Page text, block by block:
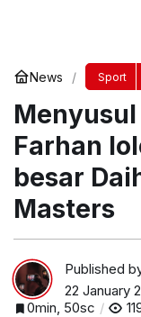
News Sport
Farhan
besar
Masters
Published
22 January
0min, 50sc